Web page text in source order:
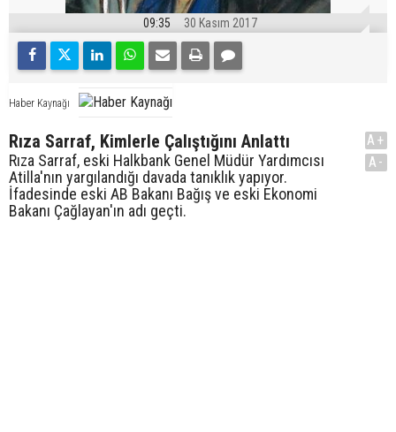
09:35 30 Kasım 2017
Haber Kaynağı
Rıza Sarraf, Kimlerle Çalıştığını Anlattı
Rıza Sarraf, eski Halkbank Genel Müdür Yardımcısı
Atilla'nın yargılandığı davada tanıklık yapıyor.
İfadesinde eski AB Bakanı Bağış ve eski Ekonomi
Bakanı Çağlayan'ın adı geçti.
A+
A-